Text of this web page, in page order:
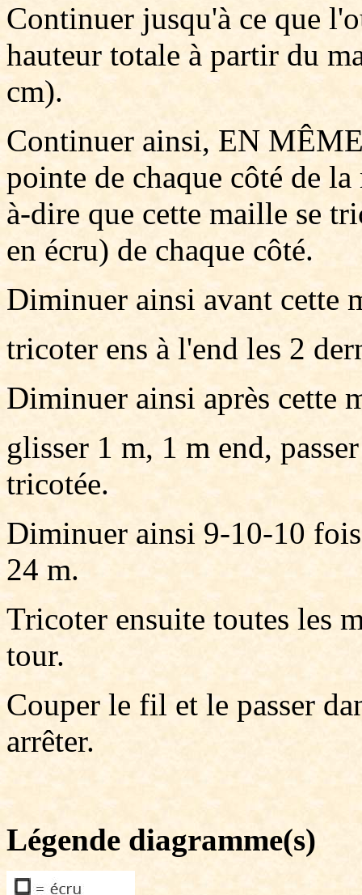
Continuer jusqu'à ce que
hauteur totale à partir du
cm).
Continuer ainsi, EN
pointe de chaque côté de
à-dire que cette maille se
en écru) de chaque côté.
Diminuer ainsi avant cette
tricoter ens à l'end les 2
Diminuer ainsi après cette
glisser 1 m, 1 m end,
tricotée.
Diminuer ainsi 9-10-10
24 m.
Tricoter ensuite toutes les
tour.
Couper le fil et le passer
arrêter.
Légende diagramme(s)